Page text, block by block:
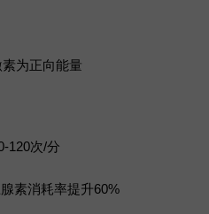
素为正向能量
120次/分
素消耗率提升60%